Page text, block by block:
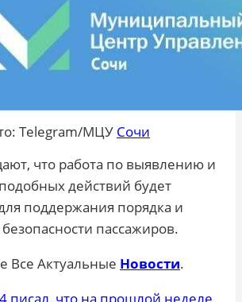
Telegram/МЦУ Сочи
что работа по выявлению и
действий будет
поддержания порядка и
пассажиров.
Все Актуальные Новости.